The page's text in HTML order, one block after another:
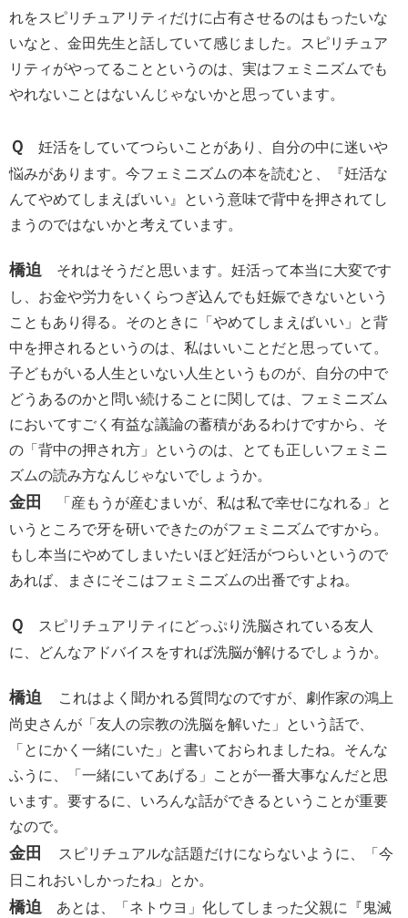
れをスピリチュアリティだけに占有させるのはもったいな
いなと、金田先生と話していて感じました。スピリチュア
リティがやってることというのは、実はフェミニズムでも
やれないことはないんじゃないかと思っています。
Ｑ 妊活をしていてつらいことがあり、自分の中に迷いや
悩みがあります。今フェミニズムの本を読むと、『妊活な
んてやめてしまえばいい』という意味で背中を押されてし
まうのではないかと考えています。
橋迫
それはそうだと思います。妊活って本当に大変です
し、お金や労力をいくらつぎ込んでも妊娠できないという
こともあり得る。そのときに「やめてしまえばいい」と背
中を押されるというのは、私はいいことだと思っていて。
子どもがいる人生といない人生というものが、自分の中で
どうあるのかと問い続けることに関しては、フェミニズム
においてすごく有益な議論の蓄積があるわけですから、そ
の「背中の押され方」というのは、とても正しいフェミニ
ズムの読み方なんじゃないでしょうか。
金田
「産もうが産むまいが、私は私で幸せになれる」と
いうところで牙を研いできたのがフェミニズムですから。
もし本当にやめてしまいたいほど妊活がつらいというので
あれば、まさにそこはフェミニズムの出番ですよね。
Ｑ スピリチュアリティにどっぷり洗脳されている友人
に、どんなアドバイスをすれば洗脳が解けるでしょうか。
橋迫
これはよく聞かれる質問なのですが、劇作家の鴻上
尚史さんが「友人の宗教の洗脳を解いた」という話で、
「とにかく一緒にいた」と書いておられましたね。そんな
ふうに、「一緒にいてあげる」ことが一番大事なんだと思
います。要するに、いろんな話ができるということが重要
なので。
金田
スピリチュアルな話題だけにならないように、「今
日これおいしかったね」とか。
橋迫
あとは、「ネトウヨ」化してしまった父親に『鬼滅